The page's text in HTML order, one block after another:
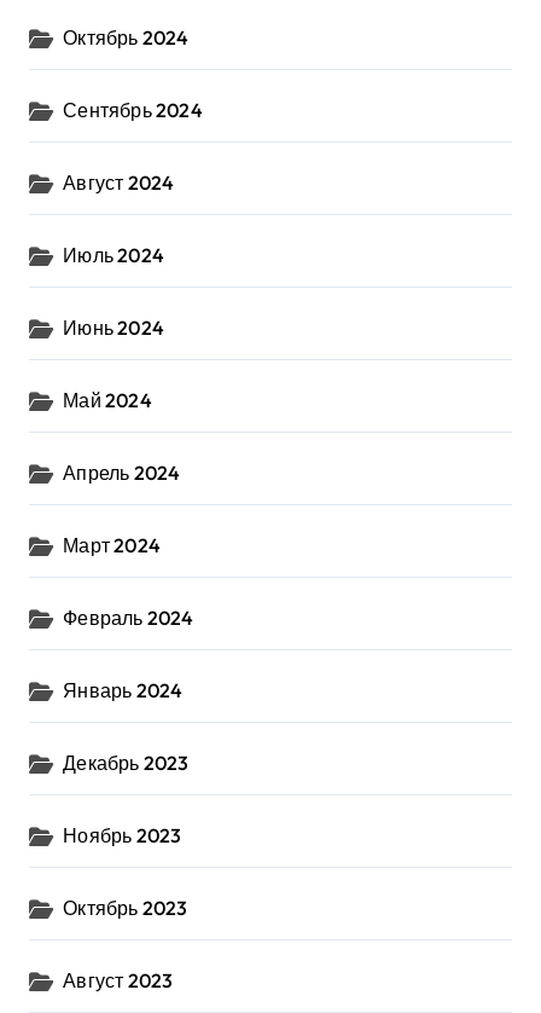
Октябрь 2024
Сентябрь 2024
Август 2024
Июль 2024
Июнь 2024
Май 2024
Апрель 2024
Март 2024
Февраль 2024
Январь 2024
Декабрь 2023
Ноябрь 2023
Октябрь 2023
Август 2023